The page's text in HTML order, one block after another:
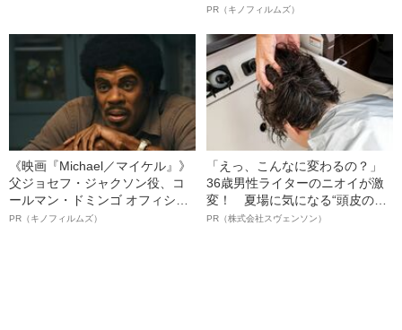
ボ》
PR（キノフィルムズ）
《映画『Michael／マイケル』》
父ジョセフ・ジャクソン役、コ
ールマン・ドミンゴ オフィシャ
ルインタビュー“観客を魅了した
PR（キノフィルムズ）
「えっ、こんなに変わるの？」
36歳男性ライターのニオイが激
変！ 夏場に気になる“頭皮のニ
オイ”や“ベタつき”を解消す
PR（株式会社スヴェンソン）